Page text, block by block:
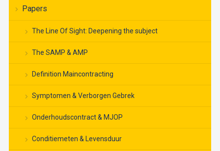
Papers
The Line Of Sight: Deepening the subject
The SAMP & AMP
Definition Maincontracting
Symptomen & Verborgen Gebrek
Onderhoudscontract & MJOP
Conditiemeten & Levensduur